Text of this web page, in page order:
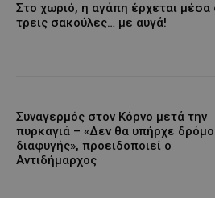
Στο χωριό, η αγάπη έρχεται μέσα
τρεις σακούλες… με αυγά!
Συναγερμός στον Κόρνο μετά την
πυρκαγιά – «Δεν θα υπήρχε
διαφυγής», προειδοποιεί ο
Αντιδήμαρχος